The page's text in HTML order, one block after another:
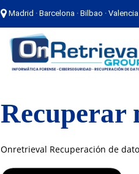
Madrid · Barcelona · Bilbao ·
Madrid · Barcelona · Bilbao ·
Recuperar
Onretrieval Recuperación de